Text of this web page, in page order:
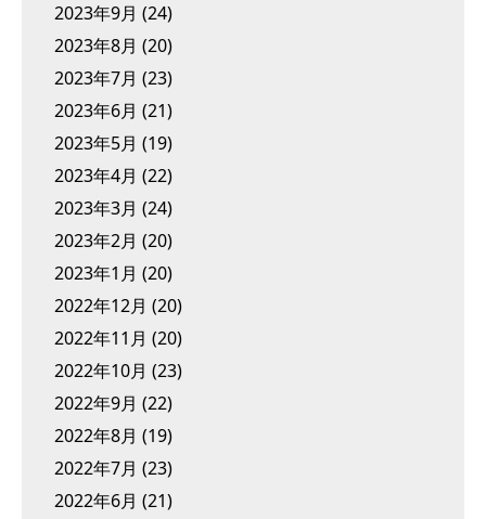
2023年9月 (24)
2023年8月 (20)
2023年7月 (23)
2023年6月 (21)
2023年5月 (19)
2023年4月 (22)
2023年3月 (24)
2023年2月 (20)
2023年1月 (20)
2022年12月 (20)
2022年11月 (20)
2022年10月 (23)
2022年9月 (22)
2022年8月 (19)
2022年7月 (23)
2022年6月 (21)